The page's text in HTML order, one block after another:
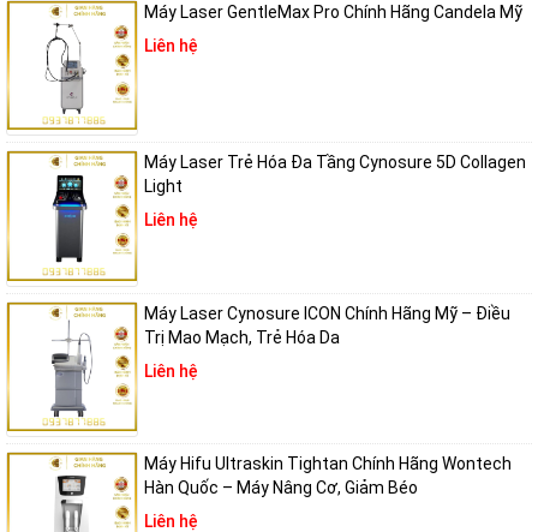
Máy Laser GentleMax Pro Chính Hãng Candela Mỹ
Liên hệ
Máy Laser Trẻ Hóa Đa Tầng Cynosure 5D Collagen
Light
Liên hệ
Máy Laser Cynosure ICON Chính Hãng Mỹ – Điều
Trị Mao Mạch, Trẻ Hóa Da
Liên hệ
Máy Hifu Ultraskin Tightan Chính Hãng Wontech
Hàn Quốc – Máy Nâng Cơ, Giảm Béo
Liên hệ